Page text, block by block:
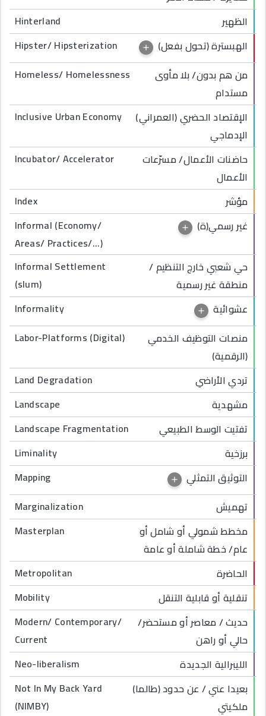
Hinterland
الظهير
Hipster/ Hipsterization
(تحول بفعل) الهبسترة
Homeless/ Homelessness
من هم بدون/ بلا مأوى
مستدام
Inclusive Urban Economy
الإقتصاد الحضري (العمراني)
الإدماجي
Incubator/ Accelerator
حاضنات الأعمال/ مسرّعات
الأعمال
Index
مؤشر
Informal (Economy/
Areas/ Practices/...)
غير رسمي(ة)
Informal Settlement
(slum)
حي شعبي خارج التنظيم /
منطقة غير رسمية
Informality
عشوائية
Labor-Platforms (Digital)
منصات التوظيف الخدمي
(الرقمية)
Land Degradation
تردي الأراضي
Landscape
مشهدية
Landscape Fragmentation
تفتيت الوسط الطبيعي
Liminality
برزخية
Mapping
التوثيق التمثلي
Marginalization
تهميش
Masterplan
مخطط شمولي أو شامل أو
عام/ خطة شاملة أو عامة
Metropolitan
الحاضرة
Mobility
تنقلية أو قابلية التنقل
Modern/ Contemporary/
Current
حديث / معاصر أو مستحضر/
حالي أو راهن
Neo-liberalism
الليبرالية الجديدة
Not In My Back Yard
(NIMBY)
(طالما) بعيدا عني / عن حدود
ملكيتي